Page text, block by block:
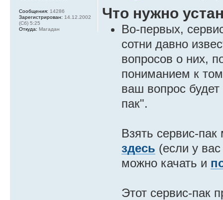
Сообщения: 14286
Зарегистрирован: 14.12.2002
(Сб) 5:25
Откуда: Магадан
Что нужно
Во-первых,
сотни давно
вопросов о них,
пониманием к
ваш вопрос будет
пак".
Взять сервис-
здесь (если у
можно качать и
Этот сервис-пак